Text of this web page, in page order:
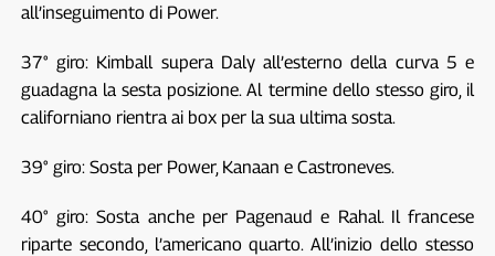
all’inseguimento di Power.
37° giro: Kimball supera Daly all’esterno della curva 5 e
guadagna la sesta posizione. Al termine dello stesso giro, il
californiano rientra ai box per la sua ultima sosta.
39° giro: Sosta per Power, Kanaan e Castroneves.
40° giro: Sosta anche per Pagenaud e Rahal. Il francese
riparte secondo, l’americano quarto. All’inizio dello stesso